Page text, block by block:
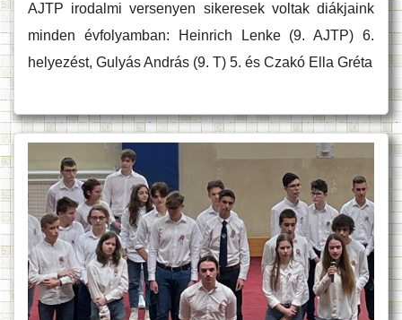
AJTP irodalmi versenyen sikeresek voltak diákjaink
minden évfolyamban: Heinrich Lenke (9. AJTP) 6.
helyezést, Gulyás András (9. T) 5. és Czakó Ella Gréta